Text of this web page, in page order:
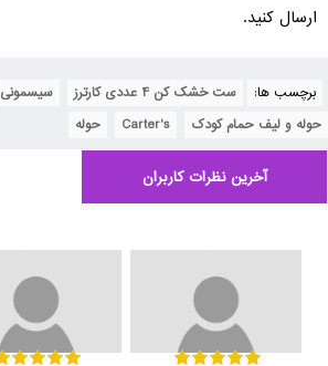
ارسال کنید.
برچسب ها: ست خشک کن 4 عددی کارترز سیسمونی
حوله و لیف حمام کودک
Carter's حوله
آخرین نظرات کاربران